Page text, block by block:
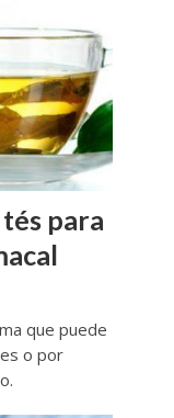
para
que puede
o por